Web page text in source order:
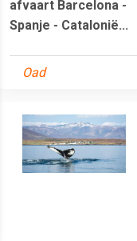
afvaart Barcelona -
Spanje - Catalonië...
Oad